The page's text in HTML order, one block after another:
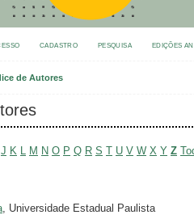
CADASTRO PESQUISA EDIÇÕES
de Autores
J K L M N O P Q R S T U V W X Y Z
, Universidade Estadual Paulista